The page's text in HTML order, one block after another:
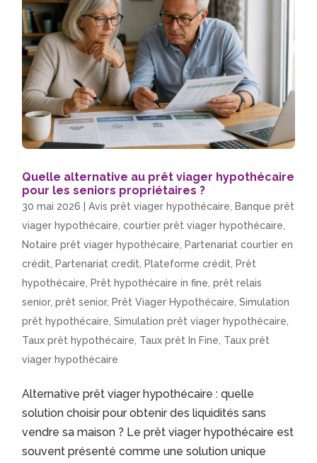
Quelle alternative au prêt viager hypothécaire
pour les seniors propriétaires ?
30 mai 2026 |Avis prêt viager hypothécaire
Banque prêt
viager hypothécaire ,courtier prêt viager hypothécaire
Notaire prêt viager hypothécaire
Partenariat courtier en
crédit
Partenariat credit Plateforme crédit
Prêt
hypothécaire
Prêt hypothécaire in fine ,prêt relais
senior,prêt senior, Prêt Viager Hypothécaire ,Simulation
prêt hypothécaire ,Simulation prêt viager hypothécaire
Taux prêt hypothécaire Taux prêt In Fine Taux prêt
viager hypothécaire
Alternative prêt viager hypothécaire : quelle
solution choisir pour obtenir des liquidités sans
vendre sa maison ? Le prêt viager hypothécaire est
souvent présenté comme une solution unique